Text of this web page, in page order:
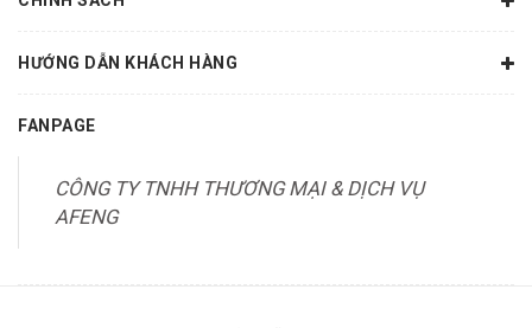
HƯỚNG DẪN KHÁCH HÀNG
FANPAGE
CÔNG TY TNHH THƯƠNG MẠI & DỊCH VỤ
AFENG